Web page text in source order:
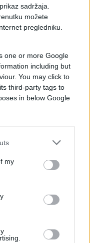
sadržaja.
možete
pregledniku.
one or more Google
including but
You may click to
third-party tags to
in below Google
my
od plastičnih
nasmijati do